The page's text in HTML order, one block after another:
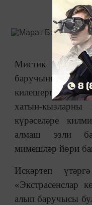
Мистик шоуның
баручының
килешергә
хатын-
күрәселәре
алмаш эзли
мимешләр йөри
Искәртеп
«Экстрасенслар
алып баручысы